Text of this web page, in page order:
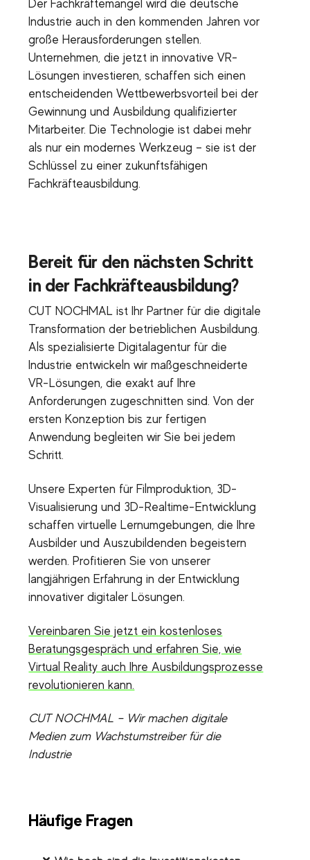
Der Fachkräftemangel wird die deutsche
Industrie auch in den kommenden Jahren vor
große Herausforderungen stellen.
Unternehmen, die jetzt in innovative VR-
Lösungen investieren, schaffen sich einen
entscheidenden Wettbewerbsvorteil bei der
Gewinnung und Ausbildung qualifizierter
Mitarbeiter. Die Technologie ist dabei mehr
als nur ein modernes Werkzeug – sie ist der
Schlüssel zu einer zukunftsfähigen
Fachkräfteausbildung.
Bereit für den nächsten Schritt
in der Fachkräfteausbildung?
CUT NOCHMAL ist Ihr Partner für die digitale
Transformation der betrieblichen Ausbildung.
Als spezialisierte Digitalagentur für die
Industrie entwickeln wir maßgeschneiderte
VR-Lösungen, die exakt auf Ihre
Anforderungen zugeschnitten sind. Von der
ersten Konzeption bis zur fertigen
Anwendung begleiten wir Sie bei jedem
Schritt.
Unsere Experten für Filmproduktion, 3D-
Visualisierung und 3D-Realtime-Entwicklung
schaffen virtuelle Lernumgebungen, die Ihre
Ausbilder und Auszubildenden begeistern
werden. Profitieren Sie von unserer
langjährigen Erfahrung in der Entwicklung
innovativer digitaler Lösungen.
Vereinbaren Sie jetzt ein kostenloses
Beratungsgespräch und erfahren Sie, wie
Virtual Reality auch Ihre Ausbildungsprozesse
revolutionieren kann.
CUT NOCHMAL – Wir machen digitale
Medien zum Wachstumstreiber für die
Industrie
Häufige Fragen